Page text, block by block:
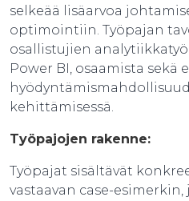
selkeää lisäarvoa
optimointiin. Työpajan
osallistujien
Power BI, osaamista sekä
kehittämisessä.
Työpajojen rakenne:
Työpajat sisältävät
vastaavan case-